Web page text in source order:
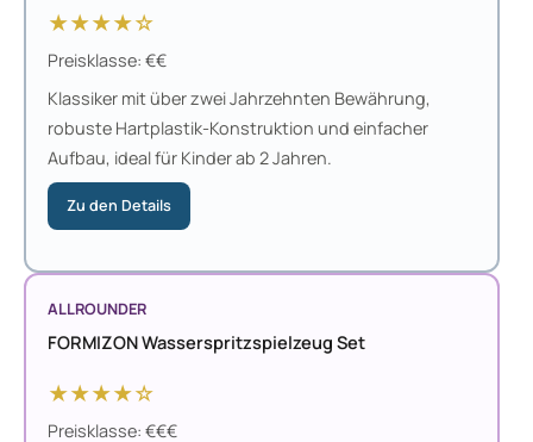
★★★★☆
Preisklasse: €€
Klassiker mit über zwei Jahrzehnten Bewährung,
robuste Hartplastik-Konstruktion und einfacher
Aufbau, ideal für Kinder ab 2 Jahren.
Zu den Details
ALLROUNDER
FORMIZON Wasserspritzspielzeug Set
★★★★☆
Preisklasse: €€€